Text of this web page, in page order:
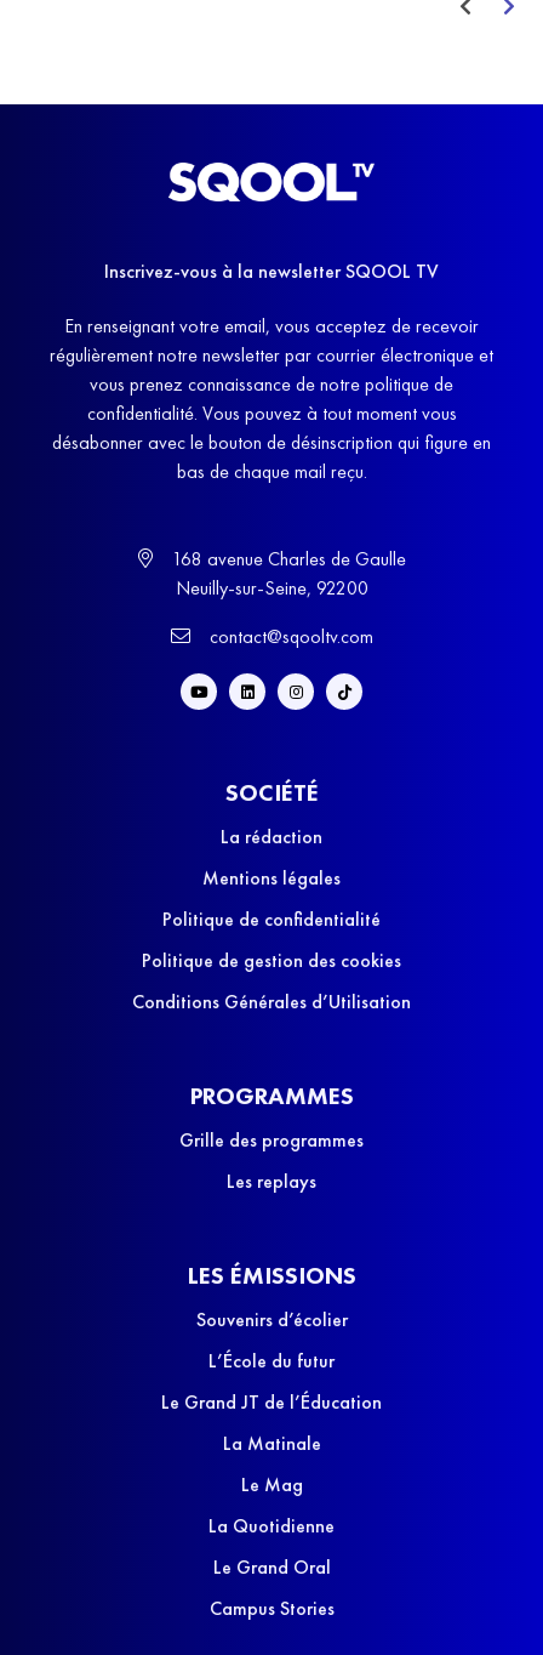
Inscrivez-vous à la newsletter SQOOL TV
En renseignant votre email, vous acceptez de recevoir
régulièrement notre newsletter par courrier électronique et
vous prenez connaissance de notre politique de
confidentialité. Vous pouvez à tout moment vous
désabonner avec le bouton de désinscription qui figure en
bas de chaque mail reçu.
168 avenue Charles de Gaulle
Neuilly-sur-Seine, 92200
contact@sqooltv.com
SOCIÉTÉ
La rédaction
Mentions légales
Politique de confidentialité
Politique de gestion des cookies
Conditions Générales d’Utilisation
PROGRAMMES
Grille des programmes
Les replays
LES ÉMISSIONS
Souvenirs d’écolier
L’École du futur
Le Grand JT de l’Éducation
La Matinale
Le Mag
La Quotidienne
Le Grand Oral
Campus Stories